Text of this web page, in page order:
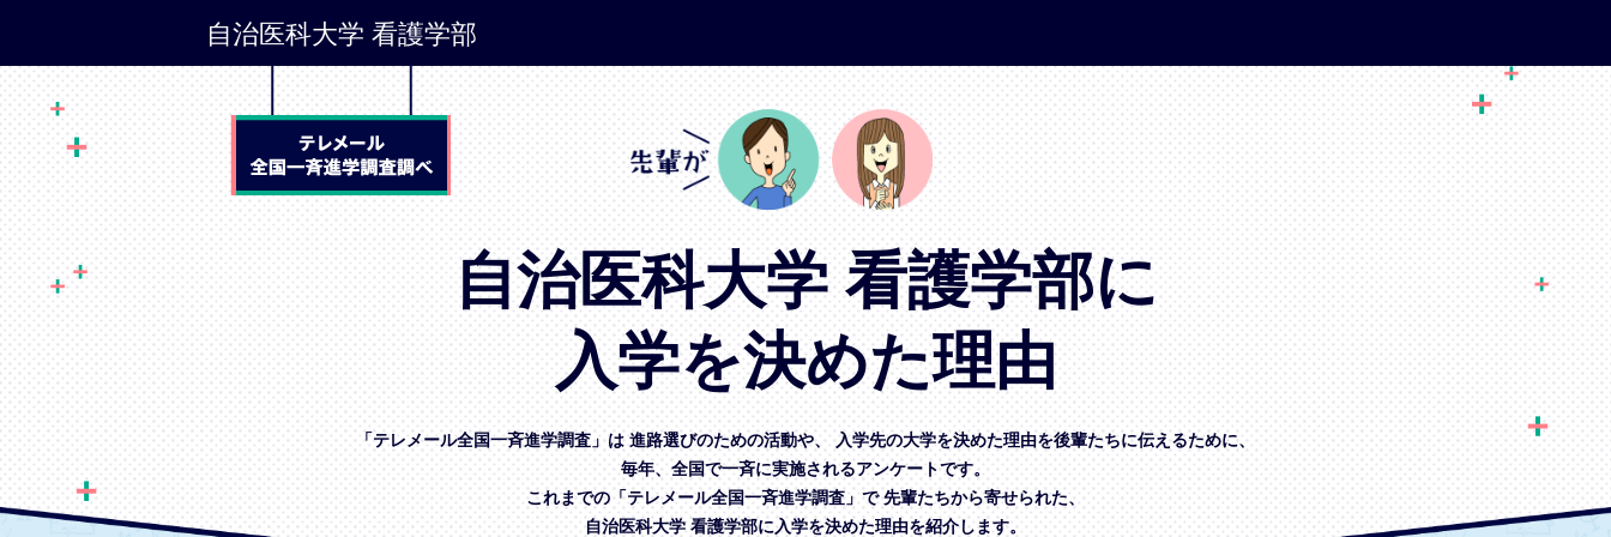
自治医科大学 看護学部
自治医科大学 看護学部に
入学を決めた理由
「テレメール全国一斉進学調査」は進路選びのための活動や、入学先の大学を決めた理由を後輩たちに伝えるために、
毎年、全国で一斉に実施されるアンケートです。
これまでの「テレメール全国一斉進学調査」で先輩たちから寄せられた、
自治医科大学 看護学部に入学を決めた理由を紹介します。